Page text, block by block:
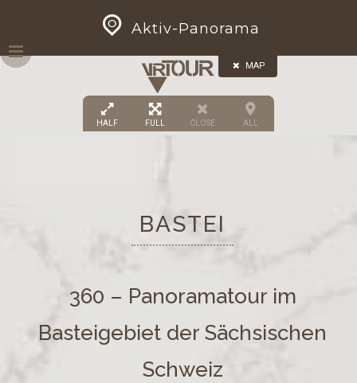
content
Aktiv-Panorama
MAP
HALF FULL CLOSE ALL
BASTEI
360 – Panoramatour im
Basteigebiet der Sächsischen
Schweiz